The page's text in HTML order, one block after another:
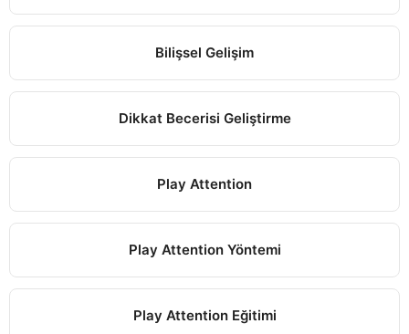
Bilişsel Gelişim
Dikkat Becerisi Geliştirme
Play Attention
Play Attention Yöntemi
Play Attention Eğitimi